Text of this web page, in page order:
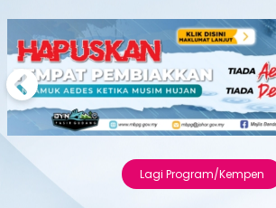
Lagi Program/Kempen